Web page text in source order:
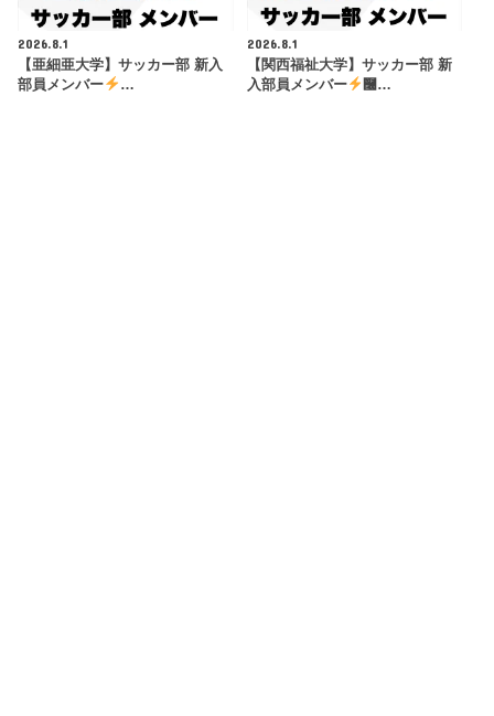
2026.8.1
【亜細亜大学】サッカー部 新入
部員メンバー
…
2026.8.1
【関西福祉大学】サッカー部 新
入部員メンバー
࿠…